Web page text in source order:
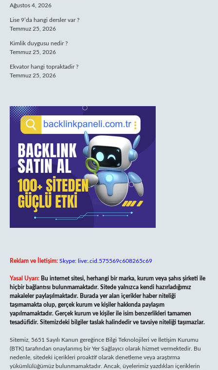
Ağustos 4, 2026
Lise 9’da hangi dersler var ?
Temmuz 25, 2026
Kimlik duygusu nedir ?
Temmuz 25, 2026
Ekvator hangi topraktadir ?
Temmuz 25, 2026
Reklam ve İletişim: Skype: live:.cid.575569c608265c69
Yasal Uyarı: Bu internet sitesi, herhangi bir marka, kurum veya şahıs şirketi ile
hiçbir bağlantısı bulunmamaktadır. Sitede yalnızca kendi hazırladığımız
makaleler paylaşılmaktadır. Burada yer alan içerikler haber niteliği
taşımamakta olup, gerçek kurum ve kişiler hakkında paylaşım
yapılmamaktadır. Gerçek kurum ve kişiler ile isim benzerlikleri tamamen
tesadüfidir. Sitemizdeki bilgiler taslak halindedir ve tavsiye niteliği taşımazlar.
Sitemiz, 5651 Sayılı Kanun gereğince Bilgi Teknolojileri ve İletişim Kurumu
(BTK) tarafından onaylanmış bir Yer Sağlayıcı olarak hizmet vermektedir. Bu
nedenle, sitedeki içerikleri proaktif olarak denetleme veya araştırma
yükümlülüğümüz bulunmamaktadır. Ancak, üyelerimiz yazdıkları içeriklerin